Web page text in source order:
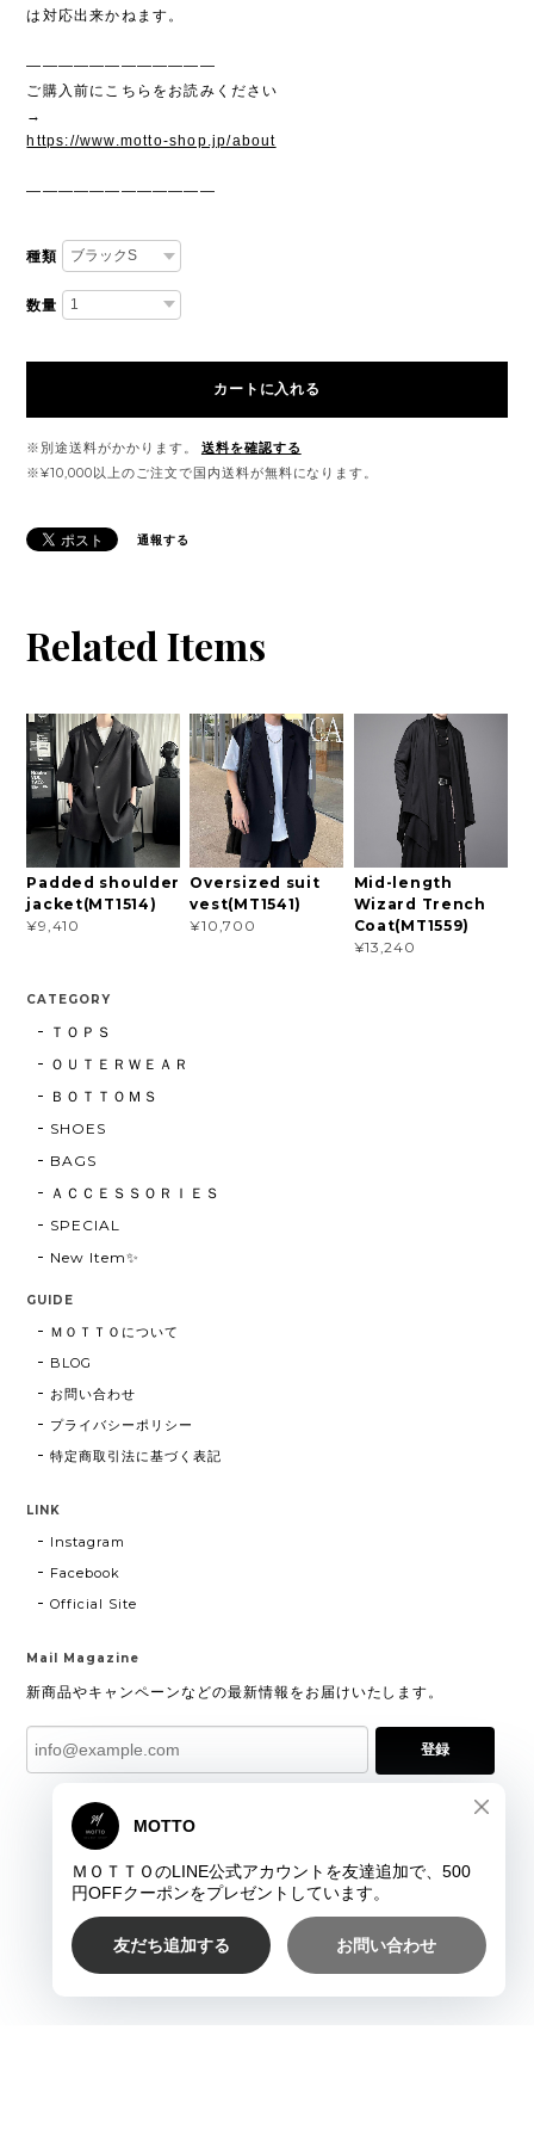
は対応出来かねます。
————————————
ご購入前にこちらをお読みください
→
https://www.motto-shop.jp/about
————————————
種類
数量
カートに入れる
※別途送料がかかります。
送料を確認する
※¥10,000以上のご注文で国内送料が無料になります。
通報する
Related Items
Padded shoulder
jacket(MT1514)
¥9,410
Oversized suit
vest(MT1541)
¥10,700
Mid-length
Wizard Trench
Coat(MT1559)
¥13,240
CATEGORY
ＴＯＰＳ
ＯＵＴＥＲＷＥＡＲ
ＢＯＴＴＯＭＳ
SHOES
BAGS
ＡＣＣＥＳＳＯＲＩＥＳ
SPECIAL
New Item✨
GUIDE
ＭＯＴＴＯについて
BLOG
お問い合わせ
プライバシーポリシー
特定商取引法に基づく表記
LINK
Instagram
Facebook
Official Site
Mail Magazine
新商品やキャンペーンなどの最新情報をお届けいたします。
登録